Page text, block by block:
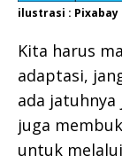
ilustrasi : Pixabay
Kita harus
adaptasi,
ada
juga
untuk